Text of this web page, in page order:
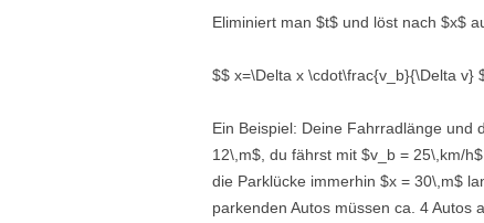
Eliminiert man $t$ und löst nach $x$
$$ x=\Delta x \cdot\frac{v_b}{\Delta v}
Ein Beispiel: Deine Fahrradlänge und
12\,m$, du fährst mit $v_b = 25\,km/
die Parklücke immerhin $x = 30\,m$
parkenden Autos müssen ca. 4 Autos